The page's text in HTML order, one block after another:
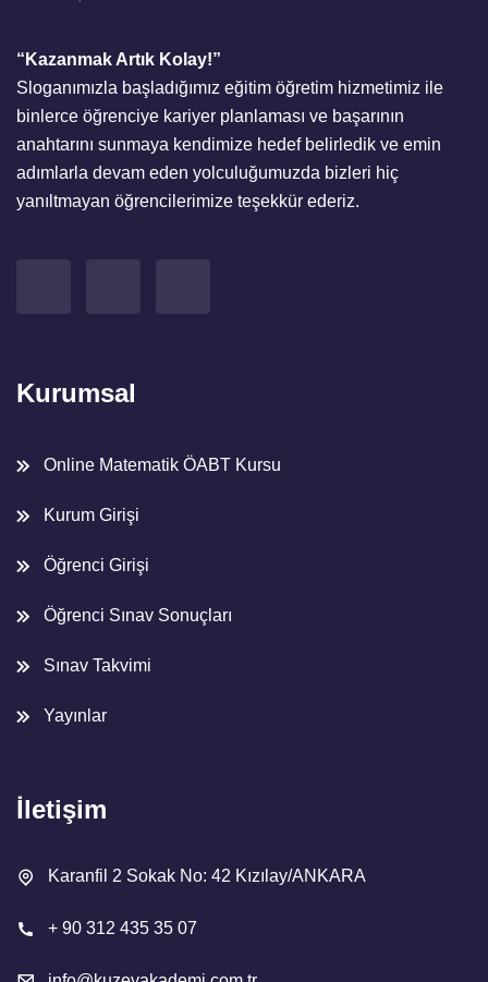
“Kazanmak Artık Kolay!”
Sloganımızla başladığımız eğitim öğretim hizmetimiz ile
binlerce öğrenciye kariyer planlaması ve başarının
anahtarını sunmaya kendimize hedef belirledik ve emin
adımlarla devam eden yolculuğumuzda bizleri hiç
yanıltmayan öğrencilerimize teşekkür ederiz.
Kurumsal
Online Matematik ÖABT Kursu
Kurum Girişi
Öğrenci Girişi
Öğrenci Sınav Sonuçları
Sınav Takvimi
Yayınlar
İletişim
Karanfil 2 Sokak No: 42 Kızılay/ANKARA
+ 90 312 435 35 07